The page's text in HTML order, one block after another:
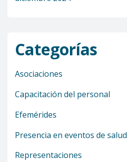
Categorías
Asociaciones
Capacitación del personal
Efemérides
Presencia en eventos de salud
Representaciones